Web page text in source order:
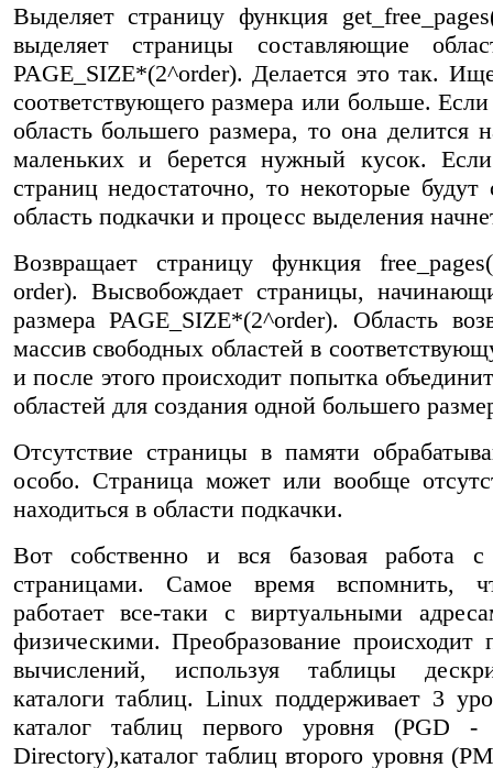
Выделяет страницу функция
выделяет страницы составляющие
PAGE_SIZE*(2^order). Делается это так.
соответствующего размера или больше. Если
область большего размера, то она делится
маленьких и берется нужный кусок.
страниц недостаточно, то некоторые
область подкачки и процесс выделения
Возвращает страницу функция
order). Высвобождает страницы,
размера PAGE_SIZE*(2^order). Область
массив свободных областей в
и после этого происходит попытка
областей для создания одной большего
Отсутствие страницы в памяти
особо. Страница может или вообще
находиться в области подкачки.
Вот собственно и вся базовая работа
страницами. Самое время вспомнить,
работает все-таки с виртуальными
физическими. Преобразование происходит
вычислений, используя таблицы
каталоги таблиц. Linux поддерживает 3
каталог таблиц первого уровня (PGD -
Directory),каталог таблиц второго уровня